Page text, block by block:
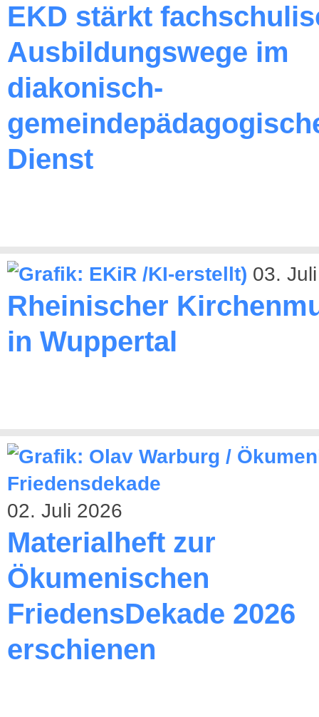
EKD stärkt
Ausbildungswege im
diakonisch-
Dienst
03.
Rheinischer
in Wuppertal
02. Juli 2026
Materialheft zur
Ökumenischen
FriedensDekade 2026
erschienen